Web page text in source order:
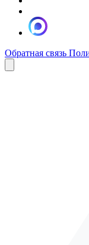
Обратная связь